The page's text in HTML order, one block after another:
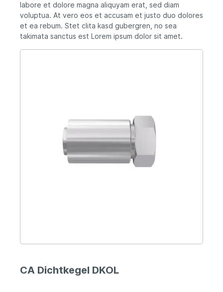
labore et dolore magna aliquyam erat, sed diam
voluptua. At vero eos et accusam et justo duo dolores
et ea rebum. Stet clita kasd gubergren, no sea
takimata sanctus est Lorem ipsum dolor sit amet.
CA Dichtkegel DKOL